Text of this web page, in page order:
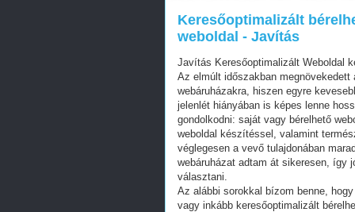
Keresőoptimalizált
weboldal - Javítás
Javítás Keresőoptimalizált Weboldal
Az elmúlt időszakban
webáruházakra, hiszen egyre
jelenlét hiányában is képes lenne
gondolkodni: saját vagy bérelhető
weboldal készítéssel, valamint
véglegesen a vevő tulajdonában
webáruházat adtam át sikeresen, így
választani.
Az alábbi sorokkal bízom benne,
vagy inkább keresőoptimalizált